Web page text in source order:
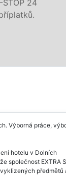
Výborná práce,
hotelu v Dolních
společnost EXTRA
předmětů